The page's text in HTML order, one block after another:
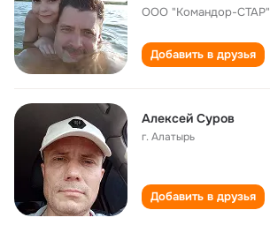
ООО "Командор-СТАР"
Добавить в друзья
Алексей Суров
г. Алатырь
Добавить в друзья